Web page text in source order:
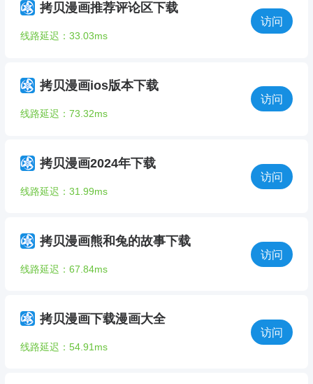
拷贝漫画推荐评论区下载
线路延迟：33.03ms
访问
拷贝漫画ios版本下载
线路延迟：73.32ms
访问
拷贝漫画2024年下载
线路延迟：31.99ms
访问
拷贝漫画熊和兔的故事下载
线路延迟：67.84ms
访问
拷贝漫画下载漫画大全
线路延迟：54.91ms
访问